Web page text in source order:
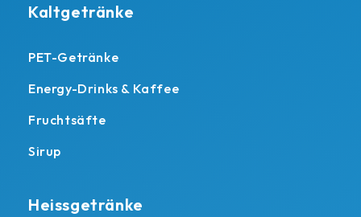
Kaltgetränke
PET-Getränke
Energy-Drinks & Kaffee
Fruchtsäfte
Sirup
Heissgetränke